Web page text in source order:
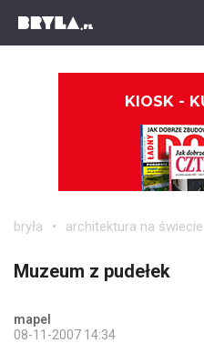
KIOSK -
bryła architektura na świecie
Muzeum z pudełek
mapel
08-11-2007 14:34